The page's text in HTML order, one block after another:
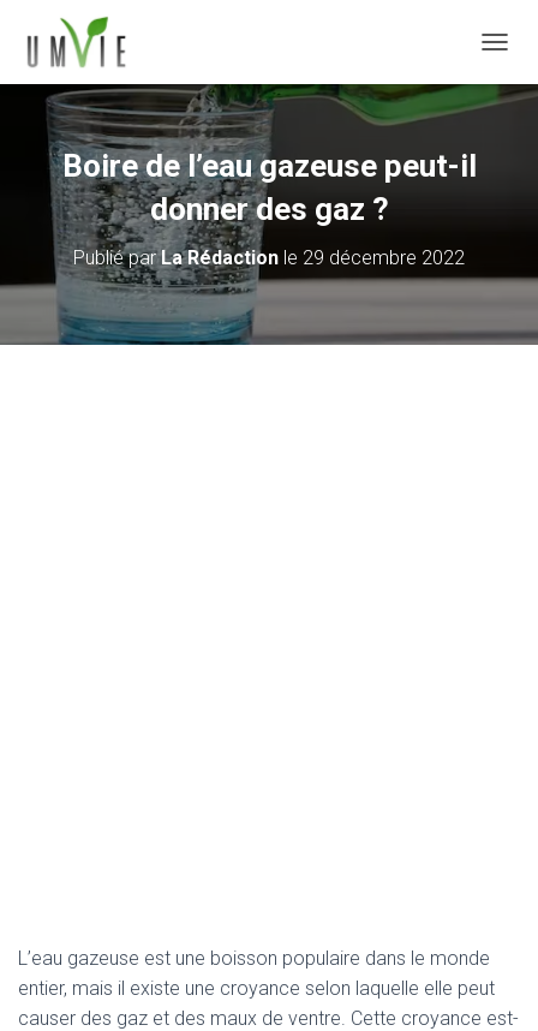
Boire de l’eau gazeuse peut-il
donner des gaz ?
Publié parLa Rédaction le 29 décembre 2022
L’eau gazeuse est une boisson populaire dans le monde
entier, mais il existe une croyance selon laquelle elle peut
causer des gaz et des maux de ventre. Cette croyance est-